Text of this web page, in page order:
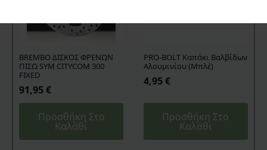
BREMBO ΔΙΣΚΟΣ ΦΡΕΝΩΝ
ΠΙΣΩ SYM CITYCOM 300
FIXED
91,95 €
Προσθήκη Στο
Καλάθι
PRO-BOLT Καπάκι Βαλβίδων
Αλουμινίου (Μπλέ)
4,95 €
Προσθήκη Στο
Καλάθι